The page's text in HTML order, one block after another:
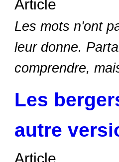
Article
Les mots n'ont
leur donne.
comprendre,
Les
autre
Article